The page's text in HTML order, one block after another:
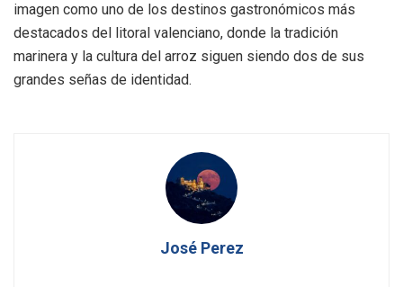
imagen como uno de los destinos gastronómicos más
destacados del litoral valenciano, donde la tradición
marinera y la cultura del arroz siguen siendo dos de sus
grandes señas de identidad.
José Perez